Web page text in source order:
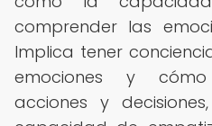
comprender las
Implica tener
emociones y
acciones y